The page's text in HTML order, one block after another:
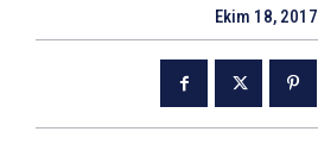
Ekim 18, 2017